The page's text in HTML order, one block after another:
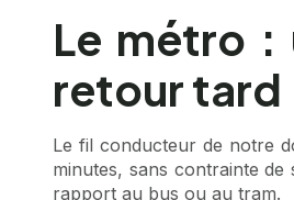
Le métro :
retour tard
Le fil conducteur de notre
minutes, sans contrainte
rapport au bus ou au tram.